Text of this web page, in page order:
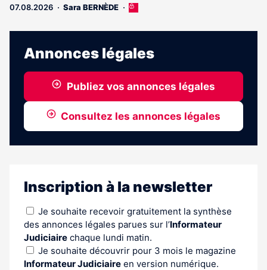
07.08.2026 Sara BERNÈDE
Cet
est
aux
Annonces légales
Publiez vos annonces légales
Consultez les annonces légales
Inscription à la newsletter
Je souhaite recevoir gratuitement la synthèse
des annonces légales parues sur l’Informateur
Judiciaire chaque lundi matin.
Je souhaite découvrir pour 3 mois le magazine
Informateur Judiciaire en version numérique.